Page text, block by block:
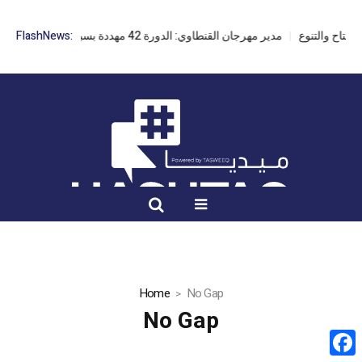
FlashNews: مدير مهرجان القنطاوي: الدورة 42 مهددة بسبب تأخر التراخيص
Home No Gap
No Gap